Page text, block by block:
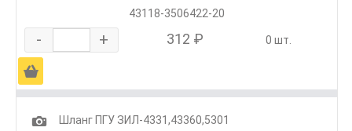
43118-3506422-20
- + 312 ₽ 0 шт.
Ä
1
Шланг ПГУ ЗИЛ-4331,43360,5301